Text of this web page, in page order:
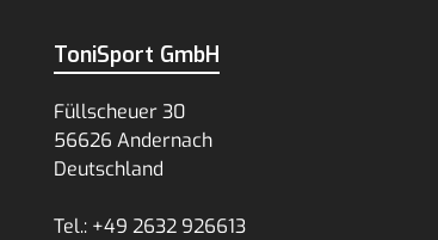
ToniSport GmbH
Füllscheuer 30
56626 Andernach
Deutschland
Tel.: +49 2632 926613